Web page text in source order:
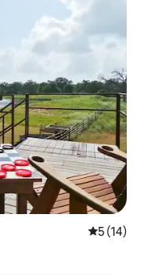
Vlerësimi
5 (14)